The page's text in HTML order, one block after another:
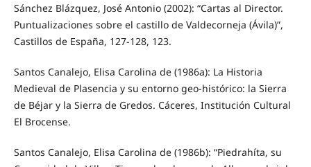
Sánchez Blázquez, José Antonio (2002): “Cartas al Director.
Puntualizaciones sobre el castillo de Valdecorneja (Ávila)”,
Castillos de España, 127-128, 123.
Santos Canalejo, Elisa Carolina de (1986a): La Historia
Medieval de Plasencia y su entorno geo-histórico: la Sierra
de Béjar y la Sierra de Gredos. Cáceres, Institución Cultural
El Brocense.
Santos Canalejo, Elisa Carolina de (1986b): “Piedrahíta, su